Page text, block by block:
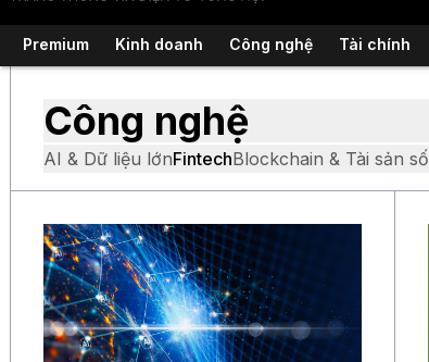
Premium Kinh doanh Công nghệ Tài chính
Công nghệ
AI & Dữ liệu lớnFintechBlockchain & Tài sản số